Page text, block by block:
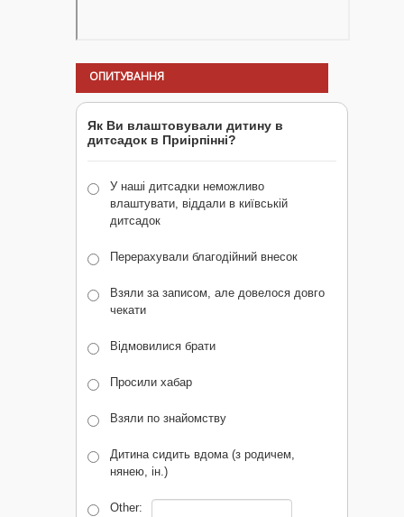
ОПИТУВАННЯ
Як Ви влаштовували дитину в
дитсадок в Приірпінні?
У наші дитсадки неможливо
влаштувати, віддали в київській
дитсадок
Перерахували благодійний внесок
Взяли за записом, але довелося довго
чекати
Відмовилися брати
Просили хабар
Взяли по знайомству
Дитина сидить вдома (з родичем,
нянею, ін.)
Other: